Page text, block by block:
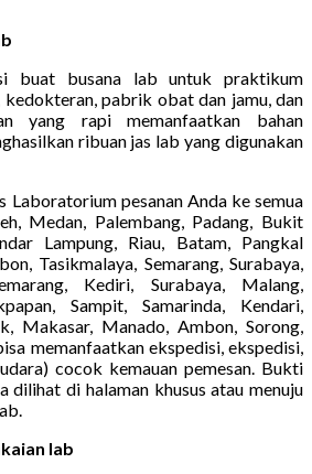
buat busana lab untuk praktikum
pabrik obat dan jamu, dan
yang rapi memanfaatkan bahan
ribuan jas lab yang digunakan
Laboratorium pesanan Anda ke semua
Medan, Palembang, Padang, Bukit
Lampung, Riau, Batam, Pangkal
Tasikmalaya, Semarang, Surabaya,
Kediri, Surabaya, Malang,
Sampit, Samarinda, Kendari,
Makasar, Manado, Ambon, Sorong,
memanfaatkan ekspedisi, ekspedisi,
cocok kemauan pemesan. Bukti
dilihat di halaman khusus atau menuju
lab